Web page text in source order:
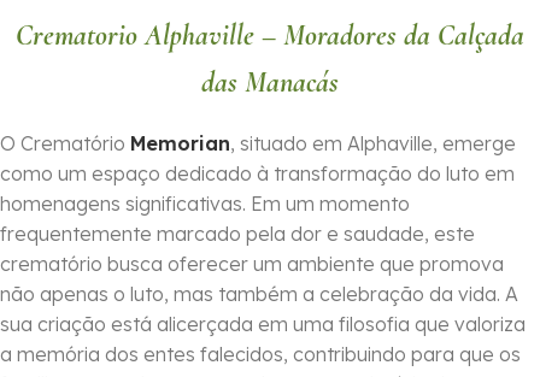
Crematorio Alphaville – Moradores da Calçada
das Manacás
O Crematório Memorian, situado em Alphaville, emerge
como um espaço dedicado à transformação do luto em
homenagens significativas. Em um momento
frequentemente marcado pela dor e saudade, este
crematório busca oferecer um ambiente que promova
não apenas o luto, mas também a celebração da vida. A
sua criação está alicerçada em uma filosofia que valoriza
a memória dos entes falecidos, contribuindo para que os